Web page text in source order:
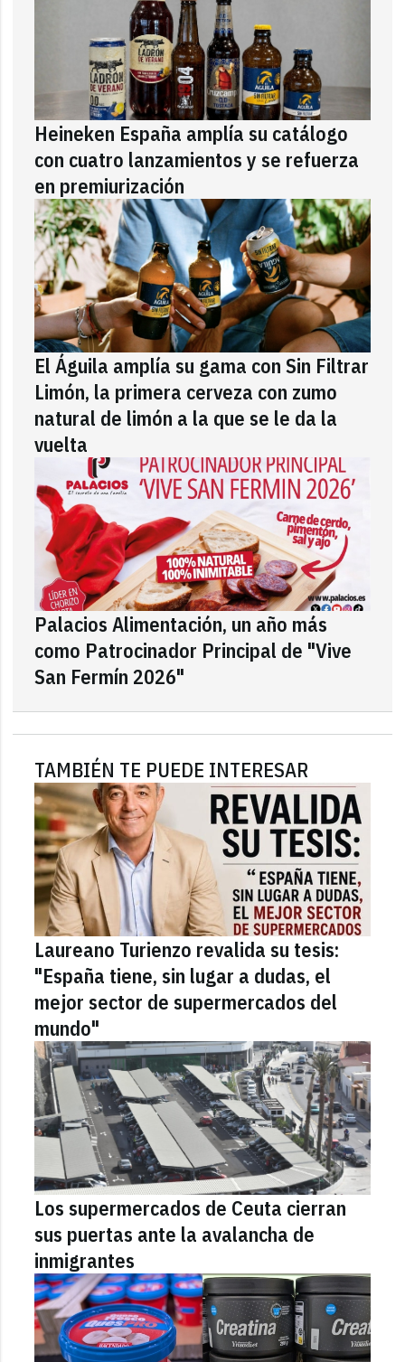
Heineken España amplía su catálogo
con cuatro lanzamientos y se refuerza
en premiurización
El Águila amplía su gama con Sin Filtrar
Limón, la primera cerveza con zumo
natural de limón a la que se le da la
vuelta
Palacios Alimentación, un año más
como Patrocinador Principal de "Vive
San Fermín 2026"
TAMBIÉN TE PUEDE INTERESAR
Laureano Turienzo revalida su tesis:
"España tiene, sin lugar a dudas, el
mejor sector de supermercados del
mundo"
Los supermercados de Ceuta cierran
sus puertas ante la avalancha de
inmigrantes